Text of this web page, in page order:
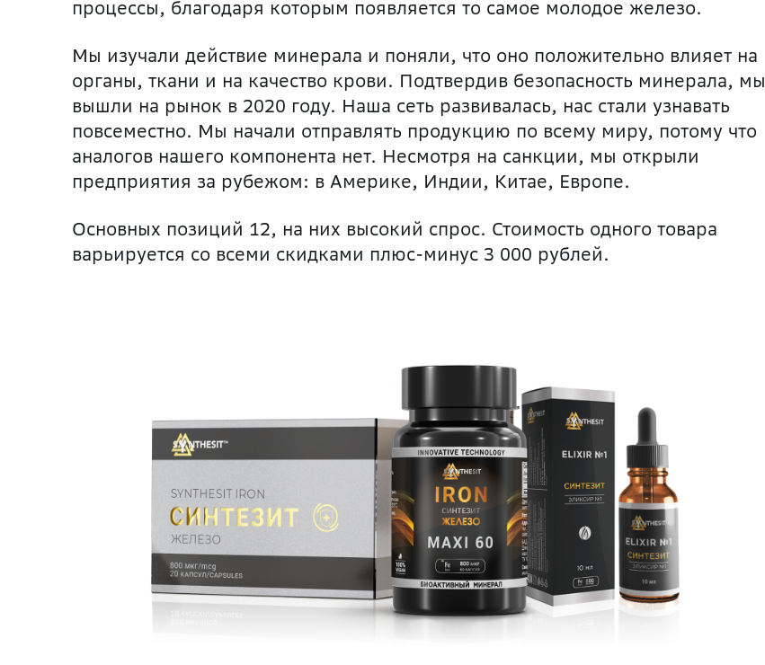
процессы, благодаря которым появляется то самое молодое железо.
Мы изучали действие минерала и поняли, что оно положительно влияет на
органы, ткани и на качество крови. Подтвердив безопасность минерала, мы
вышли на рынок в 2020 году. Наша сеть развивалась, нас стали узнавать
повсеместно. Мы начали отправлять продукцию по всему миру, потому что
аналогов нашего компонента нет. Несмотря на санкции, мы открыли
предприятия за рубежом: в Америке, Индии, Китае, Европе.
Основных позиций 12, на них высокий спрос. Стоимость одного товара
варьируется со всеми скидками плюс-минус 3 000 рублей.